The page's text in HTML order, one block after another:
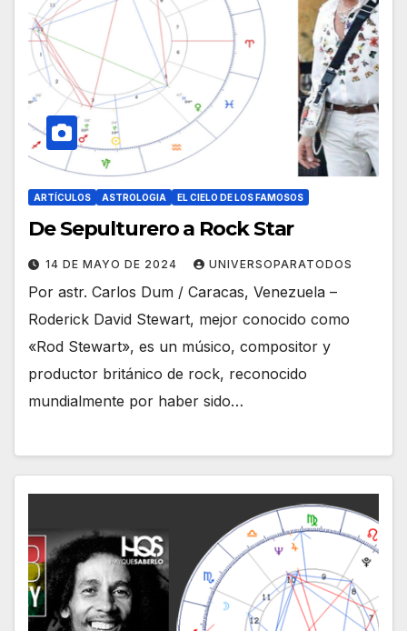
ARTÍCULOS ASTROLOGIA EL CIELO DE LOS FAMOSOS
De Sepulturero a Rock Star
14 DE MAYO DE 2024 UNIVERSOPARATODOS
Por astr. Carlos Dum / Caracas, Venezuela –
Roderick David Stewart, mejor conocido como
«Rod Stewart», es un músico, compositor y
productor británico de rock, reconocido
mundialmente por haber sido…